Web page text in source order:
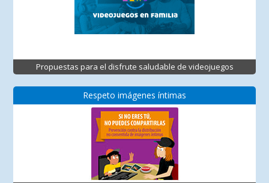
Propuestas para el disfrute saludable de videojuegos
Respeto imágenes íntimas